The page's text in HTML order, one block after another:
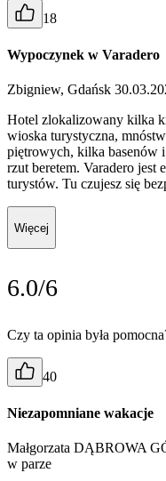
18
Wypoczynek w Varadero
Zbigniew, Gdańsk
Hotel zlokalizowany kilka
wioska turystyczna,
piętrowych, kilka basenów
rzut beretem. Varadero jest
turystów. Tu czujesz się
Więcej
6.0/6
Czy ta opinia była
40
Niezapomniane wakacje
Małgorzata DĄBROWA
w parze